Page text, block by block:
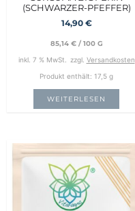
(SCHWARZER-PFEFFER)
14,90 €
85,14 €/ 100 G
inkl. 7 % MwSt. zzgl. Versandkosten
Produkt enthält: 17,5 g
WEITERLESEN